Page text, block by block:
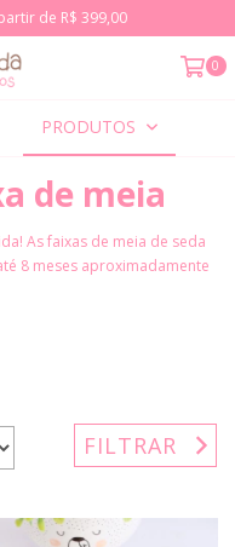
de R$ 399,00
0
PRODUTOS
de meia
As faixas de meia de seda
8 meses aproximadamente
FILTRAR